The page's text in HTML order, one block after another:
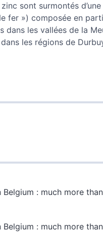
sont surmontés d’une
fer ») composée en
dans les vallées de la
les régions de
: much more
: much more